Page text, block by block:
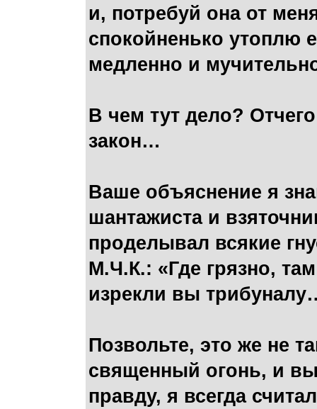
и, потребуй она от
спокойненько
медленно и
В чем тут дело?
закон…
Ваше объяснение я
шантажиста и
проделывал всякие
М.Ч.К.: «Где грязно,
изрекли вы
Позвольте, это же не
священный огонь, и
правду, я всегда